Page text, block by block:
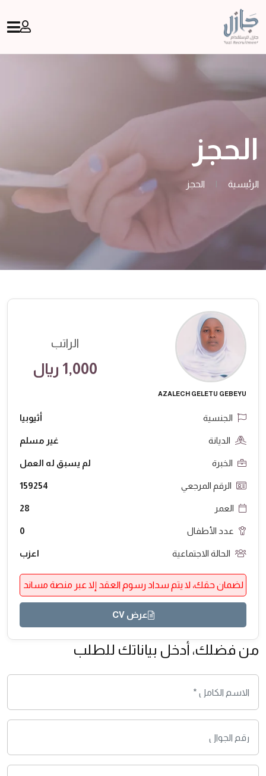
الحجز
الرئيسية | الحجز
AZALECH GELETU GEBEYU
الراتب
1,000 ريال
الجنسية أثيوبيا
الديانة غير مسلم
الخبرة لم يسبق له العمل
الرقم المرجعي 159254
العمر 28
عدد الأطفال 0
الحالة الاجتماعية اعزب
لضمان حقك، لا يتم سداد رسوم العقد إلا عبر منصة مساند
عرض CV
من فضلك، أدخل بياناتك للطلب